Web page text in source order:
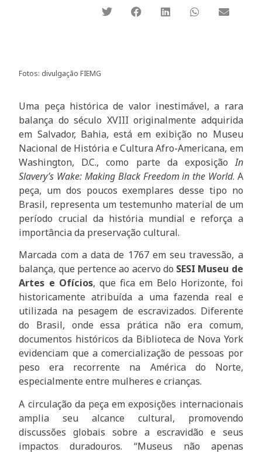
Fotos: divulgação FIEMG
Uma peça histórica de valor inestimável, a rara
balança do século XVIII originalmente adquirida
em Salvador, Bahia, está em exibição no Museu
Nacional de História e Cultura Afro-Americana, em
Washington, D.C., como parte da exposiçãoIn
Slavery’s Wake: Making Black Freedom in the World. A
peça, um dos poucos exemplares desse tipo no
Brasil, representa um testemunho material de um
período crucial da história mundial e reforça a
importância da preservação cultural.
Marcada com a data de 1767 em seu travessão, a
balança, que pertence ao acervo do SESI Museu de
Artes e Ofícios, que fica em Belo Horizonte, foi
historicamente atribuída a uma fazenda real e
utilizada na pesagem de escravizados. Diferente
do Brasil, onde essa prática não era comum,
documentos históricos da Biblioteca de Nova York
evidenciam que a comercialização de pessoas por
peso era recorrente na América do Norte,
especialmente entre mulheres e crianças.
A circulação da peça em exposições internacionais
amplia seu alcance cultural, promovendo
discussões globais sobre a escravidão e seus
impactos duradouros. “Museus não apenas